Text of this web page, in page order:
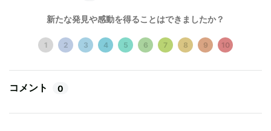
新たな発見や感動を得ることはできましたか？
1 2 3 4 5 6 7 8 9 10
コメント 0